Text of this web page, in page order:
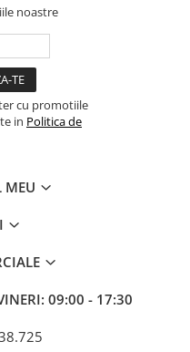
orez, legume uscate
drojdie de bere uscată,
proteină brută – 15,0%, fibră
brută – 2,0%, calciu –
noastre
cu promotiile
in Politica de
MEU
09:00 - 17:30